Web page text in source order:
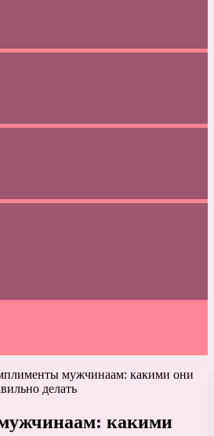
мужчинаам: какими они
делать
какими